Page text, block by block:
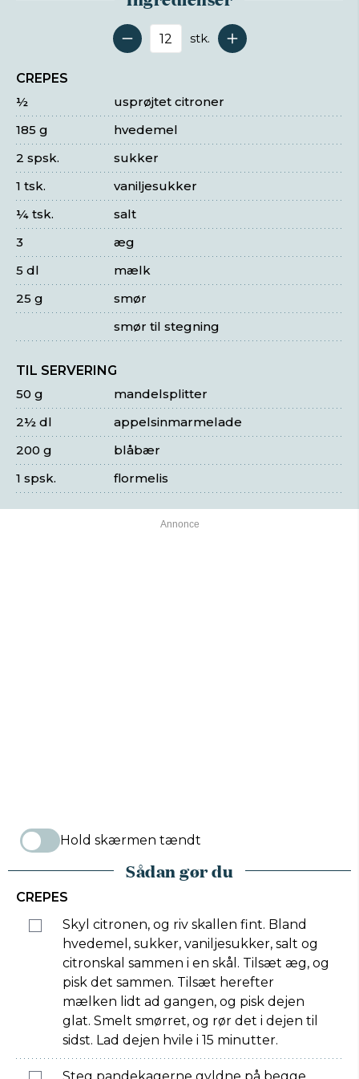
Antal serveringer
stk.
CREPES
usprøjtet citroner
½
hvedemel
185 g
sukker
2 spsk.
vaniljesukker
1 tsk.
salt
¼ tsk.
æg
3
mælk
5 dl
smør
25 g
smør til stegning
TIL SERVERING
mandelsplitter
50 g
appelsinmarmelade
2½ dl
blåbær
200 g
flormelis
1 spsk.
Hold skærmen tændt
Sådan gør du
CREPES
Skyl citronen, og riv skallen fint. Bland
hvedemel, sukker, vaniljesukker, salt og
citronskal sammen i en skål. Tilsæt æg, og
pisk det sammen. Tilsæt herefter
mælken lidt ad gangen, og pisk dejen
glat. Smelt smørret, og rør det i dejen til
sidst. Lad dejen hvile i 15 minutter.